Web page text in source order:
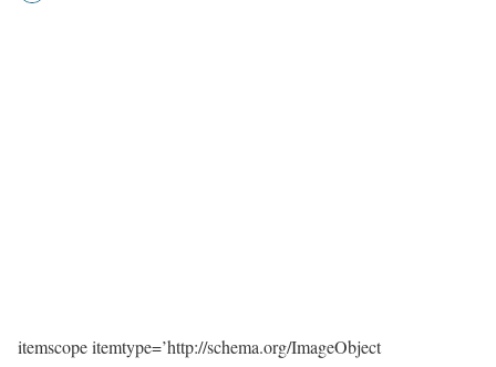
itemscope itemtype=’http://schema.org/ImageObject